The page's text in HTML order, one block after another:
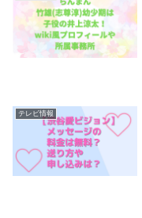
テレビ情報